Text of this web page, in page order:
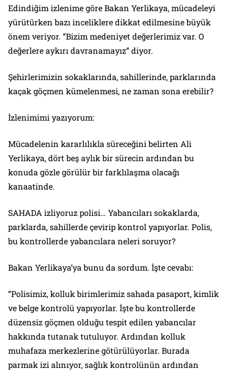
Edindiğim izlenime göre Bakan Yerlikaya, mücadeleyi
yürütürken bazı inceliklere dikkat edilmesine büyük
önem veriyor. “Bizim medeniyet değerlerimiz var. O
değerlere aykırı davranamayız” diyor.
Şehirlerimizin sokaklarında, sahillerinde, parklarında
kaçak göçmen kümelenmesi, ne zaman sona erebilir?
İzlenimimi yazıyorum:
Mücadelenin kararlılıkla süreceğini belirten Ali
Yerlikaya, dört beş aylık bir sürecin ardından bu
konuda gözle görülür bir farklılaşma olacağı
kanaatinde.
SAHADA izliyoruz polisi… Yabancıları sokaklarda,
parklarda, sahillerde çevirip kontrol yapıyorlar. Polis,
bu kontrollerde yabancılara neleri soruyor?
Bakan Yerlikaya’ya bunu da sordum. İşte cevabı:
“Polisimiz, kolluk birimlerimiz sahada pasaport, kimlik
ve belge kontrolü yapıyorlar. İşte bu kontrollerde
düzensiz göçmen olduğu tespit edilen yabancılar
hakkında tutanak tutuluyor. Ardından kolluk
muhafaza merkezlerine götürülüyorlar. Burada
parmak izi alınıyor, sağlık kontrolünün ardından